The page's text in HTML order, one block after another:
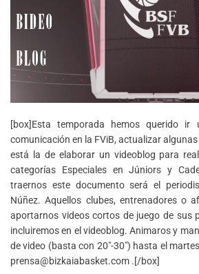
[box]Esta temporada hemos querido
comunicación en la FViB, actualizar
está la de elaborar un videoblog para
categorías Especiales en Júniors y
traernos este documento será el
Núñez. Aquellos clubes, entrenadores o
aportarnos videos cortos de juego de sus
incluiremos en el videoblog. Animaros y
de video (basta con 20″-30″) hasta el
prensa@bizkaiabasket.com .[/box]